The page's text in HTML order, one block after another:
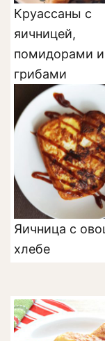
Круассаны с
яичницей,
помидорами и
грибами
Яичница с
хлебе